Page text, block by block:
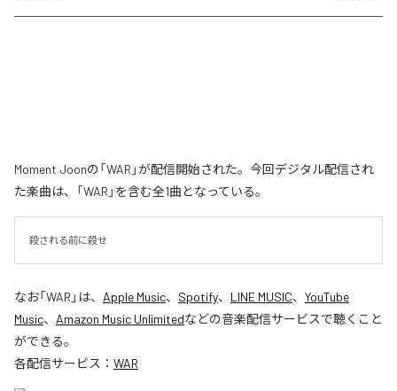
Moment Joonの「WAR」が配信開始された。今回デジタル配信され
た楽曲は、「WAR」を含む全1曲となっている。
殺される前に殺せ
なお「WAR 」は、 Apple Music、 Spotify、 LINE MUSIC、 YouTube
Music、 Amazon Music Unlimitedなどの音楽配信サービスで聴くこと
ができる。
各配信サービス： WAR